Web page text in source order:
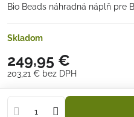
Bio Beads náhradná náplň pre
Skladom
249,95 €
203,21 € bez DPH